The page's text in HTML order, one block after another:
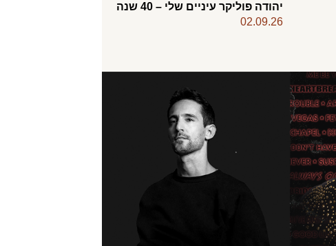
יהודה פוליקר עיניים שלי – 40 שנה
02.09.26